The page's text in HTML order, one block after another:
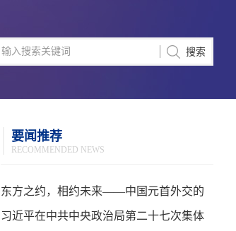
要闻推荐
RECOMMENDED NEWS
东方之约，相约未来——中国元首外交的
世界情怀与大国气派
习近平在中共中央政治局第二十七次集体